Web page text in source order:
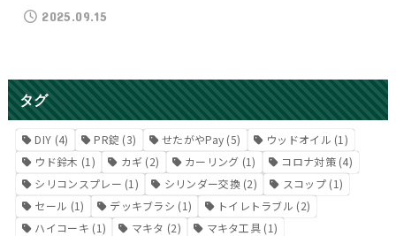
2025.09.15
タグ
DIY (4) PR錠 (3) せたがやPay (5) ウッドオイル (1)
ウド鈴木 (1) カギ (2) カーリング (1) コロナ対策(4)
シリコンスプレー (1) シリンダー交換(2) スコップ(1)
セール (1) デッキブラシ (1) トイレトラブル (2)
ハイコーキ (1) マキタ (2) マキタ工具 (1)